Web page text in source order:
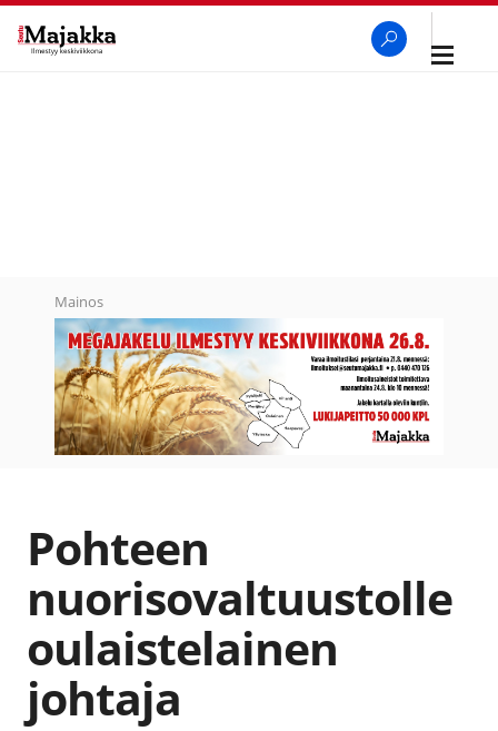
Avaa
Mainos
Pohteen
nuorisovaltuustolle
oulaistelainen
johtaja